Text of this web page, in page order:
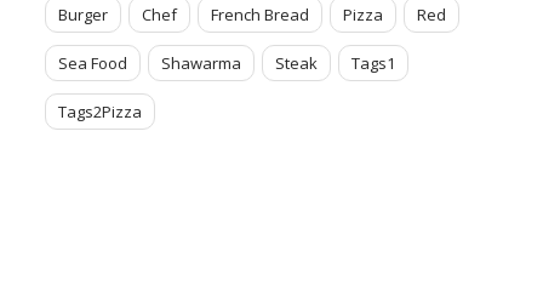
Burger Chef French Bread Pizza Red
Sea Food Shawarma Steak Tags1
Tags2Pizza